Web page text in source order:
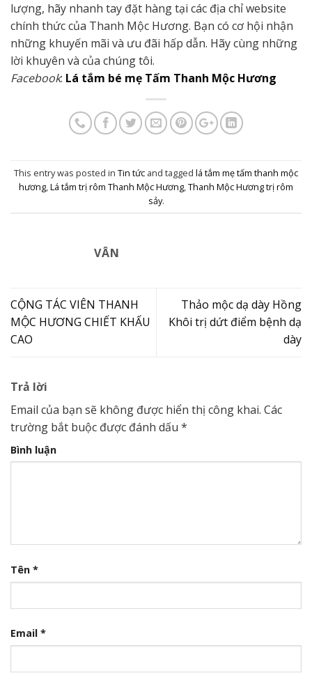
lượng, hãy nhanh tay đặt hàng tại các địa chỉ website
chính thức của Thanh Mộc Hương. Bạn có cơ hội nhận
những khuyến mãi và ưu đãi hấp dẫn. Hãy cùng những
lời khuyên và của chúng tôi.
Facebook: Lá tắm bé mẹ Tấm Thanh Mộc Hương
This entry was posted in Tin tức and tagged lá tắm mẹ tấm thanh mộc
hương Lá tắm trị rôm Thanh Mộc Hương Thanh Mộc Hương trị rôm
sảy.
VÂN
CỘNG TÁC VIÊN THANH
MỘC HƯƠNG CHIẾT KHẤU
CAO
Thảo mộc dạ dày Hồng
Khôi trị dứt điểm bệnh dạ
dày
Trả lời
Email của bạn sẽ không được hiển thị công khai. Các
trường bắt buộc được đánh dấu *
Bình luận
Tên *
Email *